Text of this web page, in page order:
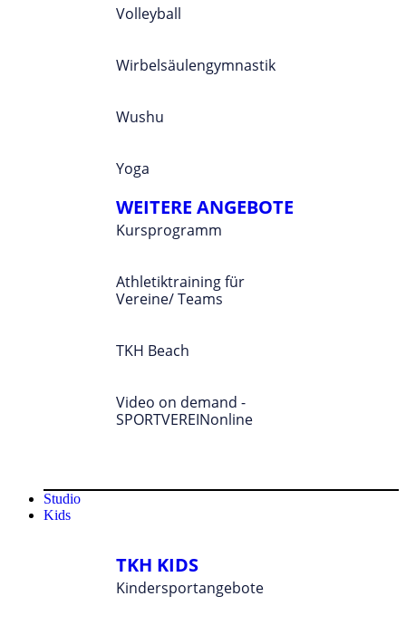
Volleyball
Wirbelsäulengymnastik
Wushu
Yoga
WEITERE ANGEBOTE
Kursprogramm
Athletiktraining für
Vereine/ Teams
TKH Beach
Video on demand -
SPORTVEREINonline
Studio
Kids
TKH KIDS
Kindersportangebote